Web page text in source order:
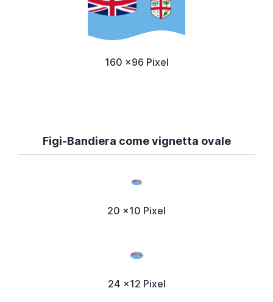
160 x96 Pixel
Figi-Bandiera come vignetta ovale
20 x10 Pixel
24 x12 Pixel